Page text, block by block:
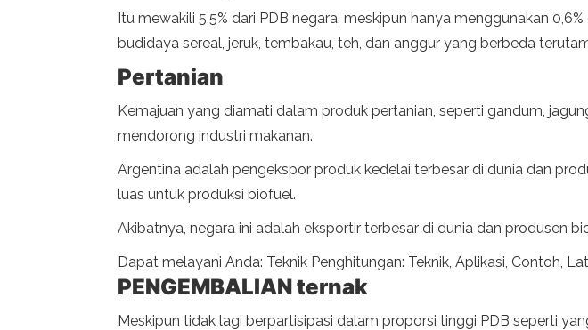
Itu mewakili 5,5% dari PDB negara, meskipun hanya menggunakan
budidaya sereal, jeruk, tembakau, teh, dan anggur yang berbeda
Pertanian
Kemajuan yang diamati dalam produk pertanian, seperti gandum,
mendorong industri makanan.
Argentina adalah pengekspor produk kedelai terbesar di dunia dan
luas untuk produksi biofuel.
Akibatnya, negara ini adalah eksportir terbesar di dunia dan produsen
Dapat melayani Anda: Teknik Penghitungan: Teknik, Aplikasi, Contoh,
PENGEMBALIAN ternak
Meskipun tidak lagi berpartisipasi dalam proporsi tinggi PDB seperti